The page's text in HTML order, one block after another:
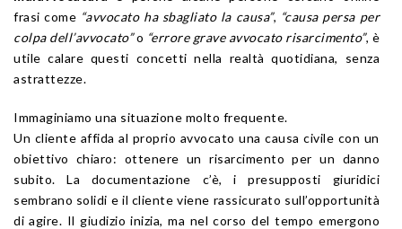
frasi come “avvocato ha sbagliato la causa”, “causa persa per
colpa dell’avvocato”o “errore grave avvocato risarcimento”, è
utile calare questi concetti nella realtà quotidiana, senza
astrattezze.
Immaginiamo una situazione molto frequente.
Un cliente affida al proprio avvocato una causa civile con un
obiettivo chiaro: ottenere un risarcimento per un danno
subito. La documentazione c’è, i presupposti giuridici
sembrano solidi e il cliente viene rassicurato sull’opportunità
di agire. Il giudizio inizia, ma nel corso del tempo emergono